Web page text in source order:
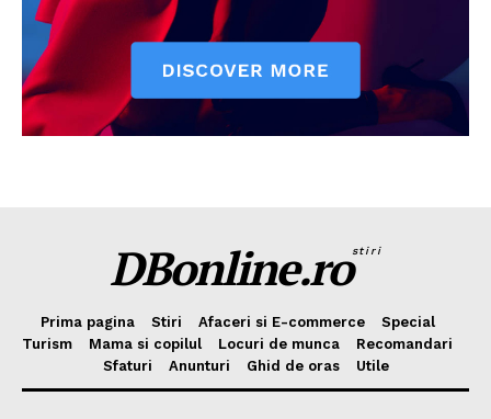
DBonline.rostiri
Prima pagina Stiri Afaceri si E-commerce
Special
Turism
Mama si copilul Locuri de munca
Recomandari
Sfaturi
Anunturi Ghid de oras Utile